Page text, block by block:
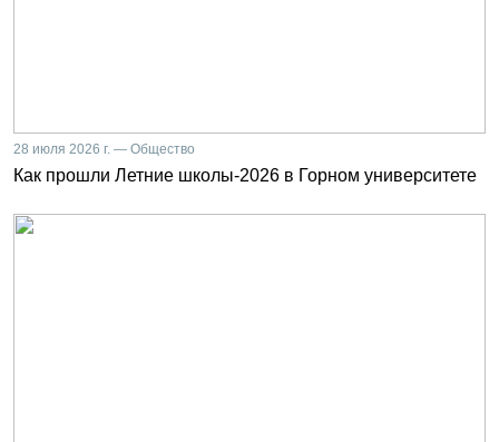
28 июля 2026 г. — Общество
Как прошли Летние школы-2026 в Горном университете